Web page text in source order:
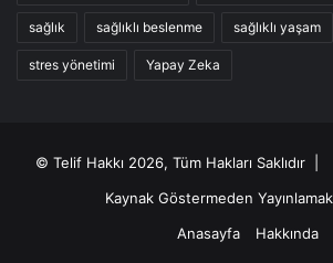
sağlık sağlıklı beslenme sağlıklı yaşam
stres yönetimi Yapay Zeka
© Telif Hakkı 2026, Tüm Hakları Saklıdır |
Kaynak Göstermeden
Anasayfa
Hakkında